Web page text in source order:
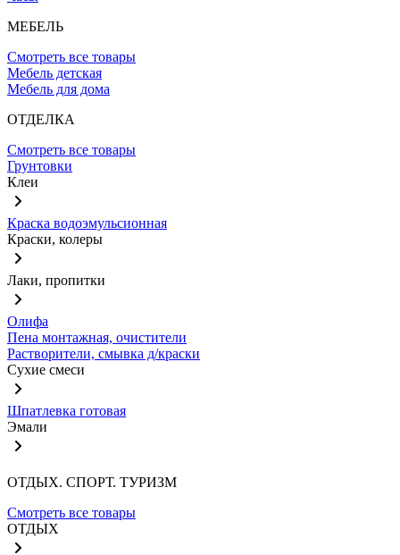
МЕБЕЛЬ
Смотреть все товары
Мебель детская
Мебель для дома
ОТДЕЛКА
Смотреть все товары
Грунтовки
Клеи
Краска водоэмульсионная
Краски, колеры
Лаки, пропитки
Олифа
Пена монтажная, очистители
Растворители, смывка д/краски
Сухие смеси
Шпатлевка готовая
Эмали
ОТДЫХ. СПОРТ. ТУРИЗМ
Смотреть все товары
ОТДЫХ